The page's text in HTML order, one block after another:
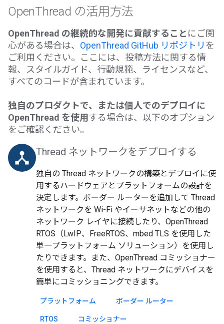
OpenThread の活用方法
OpenThread の継続的な開発に貢献すること にご関
心がある場合は、 OpenThread GitHub リポジトリ を
ご利用ください。ここには、投稿方法に関する情
報、スタイルガイド、行動規範、ライセンスなど、
すべてのコードが含まれています。
独自のプロダクトで、または個人でのデプロイに
OpenThread を使用 する場合は、以下のオプション
をご確認ください。
device_hub Thread ネットワークをデプロイする
独自の Thread ネットワークの構築とデプロイに使
用するハードウェアとプラットフォームの設計を
決定します。ボーダー ルーターを追加して Thread
ネットワークを Wi-Fi やイーサネットなどの他の
ネットワーク レイヤに接続したり、OpenThread
RTOS（LwIP、FreeRTOS、mbed TLS を使用した
単一プラットフォーム ソリューション）を使用し
たりできます。また、OpenThread コミッショナー
を使用すると、Thread ネットワークにデバイスを
簡単にコミッショニングできます。
プラットフォーム ボーダー ルーター
RTOS コミッショナー